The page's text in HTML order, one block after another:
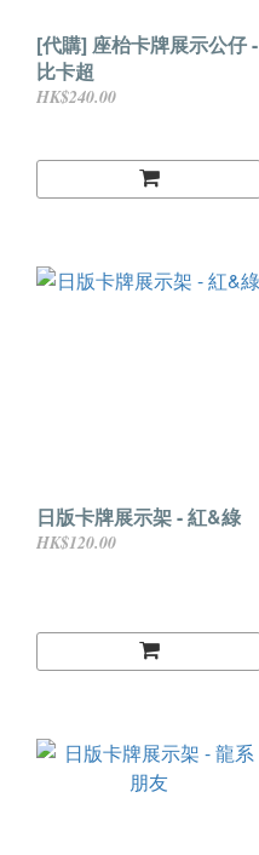
[代購] 座枱卡牌展示公仔 -
比卡超
HK$240.00
日版卡牌展示架 - 紅&綠
HK$120.00